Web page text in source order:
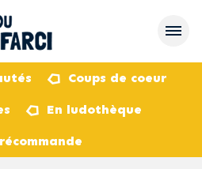
Coups de coeur
En ludothèque